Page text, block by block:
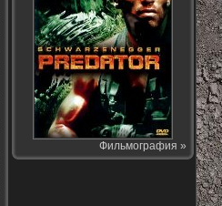
Фильмография »